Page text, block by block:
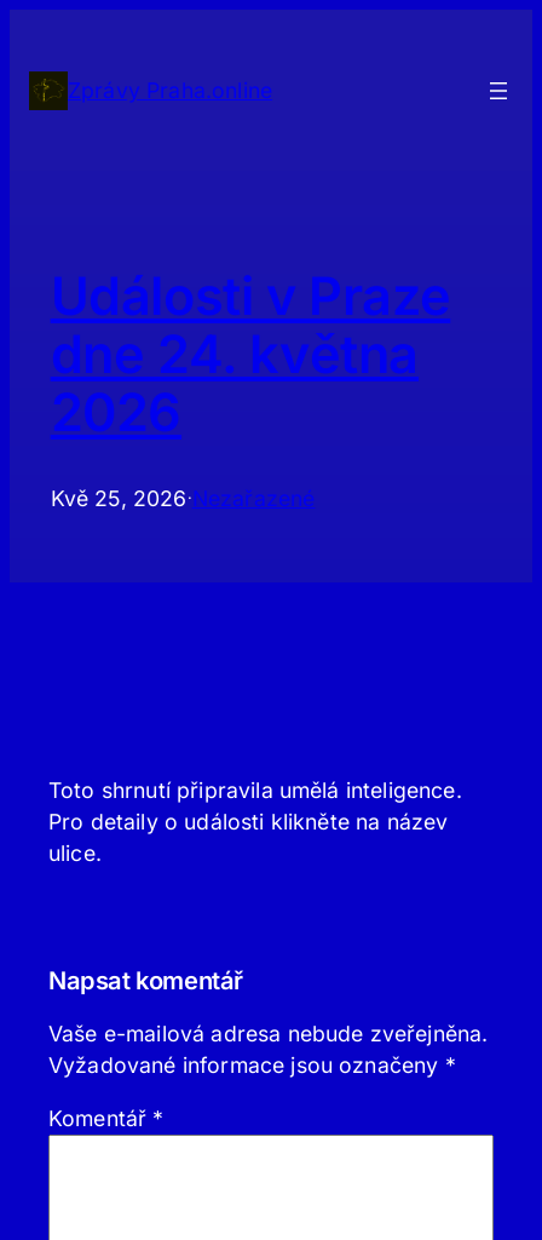
obsahZprávy Praha.online
Události v Praze
dne 24. května
2026
Kvě 25, 2026 ·Nezařazené
Toto shrnutí připravila umělá inteligence.
Pro detaily o události klikněte na název
ulice.
Napsat komentář
Vaše e-mailová adresa nebude zveřejněna.
Vyžadované informace jsou označeny *
Komentář *